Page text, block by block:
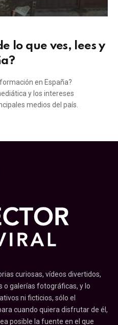
lo que ves, lees y
en España?
y los intereses
medios del país.
curiosas, vídeos divertidos,
o galerías fotográficas, y lo
ni ficticios, sólo el
cuando quiera disfrutar de él,
posible la fuente en el que